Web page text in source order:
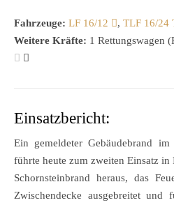
Fahrzeuge: LF 16/12 , TLF 16/24
Weitere Kräfte: 1 Rettungswagen
Einsatzbericht:
Ein gemeldeter Gebäudebrand im
führte heute zum zweiten Einsatz
Schornsteinbrand heraus, das
Zwischendecke ausgebreitet und